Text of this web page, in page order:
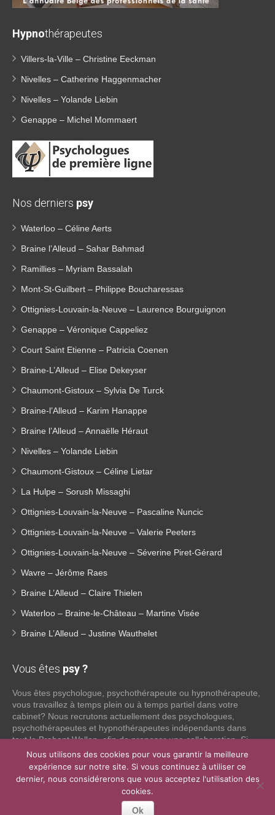
Hypnothérapeutes
Villers-la-Ville – Christine Eeckman
Nivelles – Catherine Haggenmacher
Nivelles – Yolande Liebin
Genappe – Michel Mommaert
Nos derniers psy
Waterloo – Céline Aerts
Braine l’Alleud – Sahar Bahmad
Ramillies – Myriam Bassalah
Mont-St-Guilbert – Philippe Boucharessas
Ottignies-Louvain-la-Neuve – Laurence Bourguignon
Genappe – Véronique Cappeliez
Court Saint Etienne – Patricia Coenen
Braine-L’Alleud – Elise Dekeyser
Chaumont-Gistoux – Sylvia De Turck
Braine-l’Alleud – Karim Hanappe
Braine l’Alleud – Annaëlle Héraut
Nivelles – Yolande Liebin
Chaumont-Gistoux – Céline Lietar
La Hulpe – Sorush Missaghi
Ottignies-Louvain-la-Neuve – Pascaline Nuncic
Ottignies-Louvain-la-Neuve – Valerie Peeters
Ottignies-Louvain-la-Neuve – Séverine Piret-Gérard
Wavre – Jérôme Raes
Braine L’Alleud – Claire Thielen
Waterloo – Braine-le-Château – Martine Visée
Braine L’Alleud – Justine Wauthelet
Vous êtes psy ?
Vous êtes psychologue, psychothérapeute ou hypnothérapeute,
vous travaillez à temps plein ou à temps partiel dans votre
cabinet? Nous recrutons actuellement des psychologues,
psychothérapeutes et hypnothérapeutes indépendants dans
tout le Brabant Wallon, afin de proposer une collaboration. Si
vous souhaitez obtenir plus d’informations sur ce que nous
pouvons faire pour vous en tant que psy indépendant, n’hésitez
pas à nous contacter:
Lire la suite
Nous utilisons des cookies pour vous garantir la meilleure
expérience sur notre site. Si vous continuez à utiliser ce
dernier, nous considérerons que vous acceptez l'utilisation des
cookies.
Ok